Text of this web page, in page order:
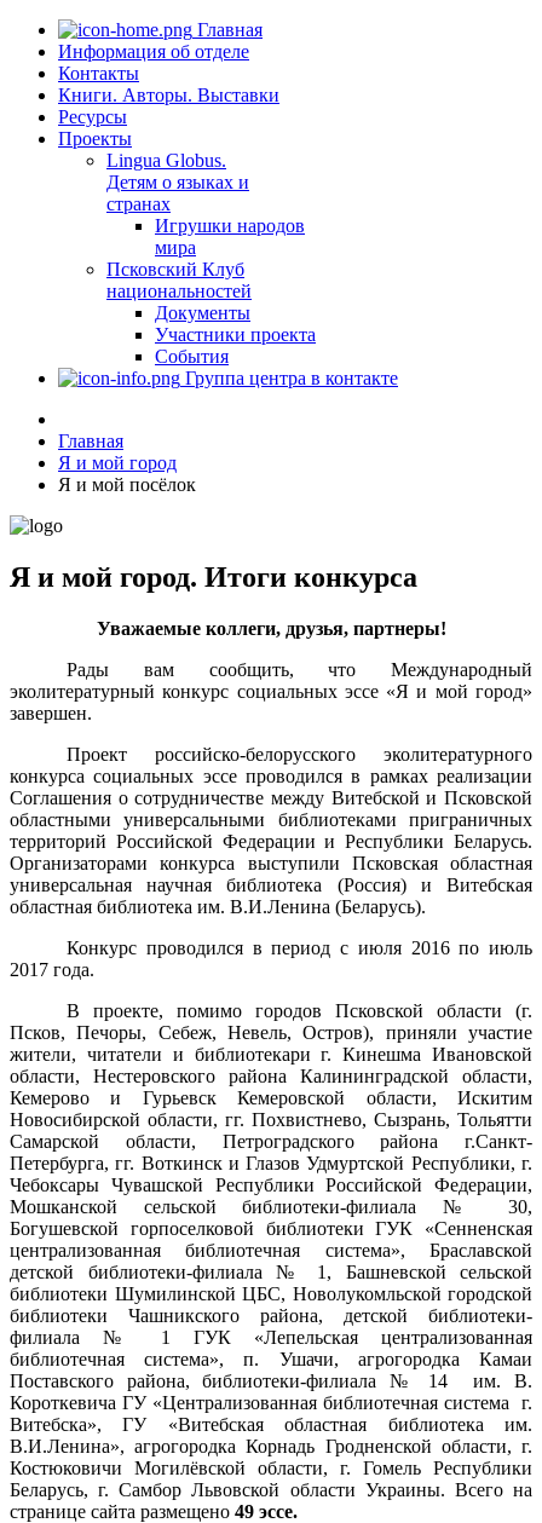
Главная
Информация об отделе
Контакты
Книги. Авторы. Выставки
Ресурсы
Проекты
Lingua Globus.
Детям о языках и
странах
Игрушки народов
мира
Псковский Клуб
национальностей
Документы
Участники проекта
События
Группа центра в контакте
Главная
Я и мой город
Я и мой посёлок
Я и мой город. Итоги конкурса
Уважаемые коллеги, друзья, партнеры!
Рады вам сообщить, что Международный
эколитературный конкурс социальных эссе «Я и мой город»
завершен.
Проект российско-белорусского эколитературного
конкурса социальных эссе проводился в рамках реализации
Соглашения о сотрудничестве между Витебской и Псковской
областными универсальными библиотеками приграничных
территорий Российской Федерации и Республики Беларусь.
Организаторами конкурса выступили Псковская областная
универсальная научная библиотека (Россия) и Витебская
областная библиотека им. В.И.Ленина (Беларусь).
Конкурс проводился в период с июля 2016 по июль
2017 года.
В проекте, помимо городов Псковской области (г.
Псков, Печоры, Себеж, Невель, Остров), приняли участие
жители, читатели и библиотекари г. Кинешма Ивановской
области, Нестеровского района Калининградской области,
Кемерово и Гурьевск Кемеровской области, Искитим
Новосибирской области, гг. Похвистнево, Сызрань, Тольятти
Самарской области, Петроградского района г.Санкт-
Петербурга,гг. Воткинск иГлазов Удмуртской Республики,г.
Чебоксары Чувашской РеспубликиРоссийской Федерации,
Мошканской сельской библиотеки-филиала № 30,
Богушевской горпоселковой библиотеки ГУК «Сенненская
централизованная библиотечная система», Браславской
детской библиотеки-филиала № 1, Башневской сельской
библиотеки Шумилинской ЦБС, Новолукомльской городской
библиотеки Чашникского района, детской библиотеки-
филиала № 1 ГУК «Лепельская централизованная
библиотечная система», п. Ушачи, агрогородка Камаи
Поставского района, библиотеки-филиала № 14 им. В.
Короткевича ГУ «Централизованная библиотечная система г.
Витебска», ГУ «Витебская областная библиотека им.
В.И.Ленина»,агрогородка Корнадь Гродненской области, г.
Костюковичи Могилёвской области, г. Гомель Республики
Беларусь, г. Самбор Львовской области Украины. Всего на
странице сайта размещено 49 эссе.